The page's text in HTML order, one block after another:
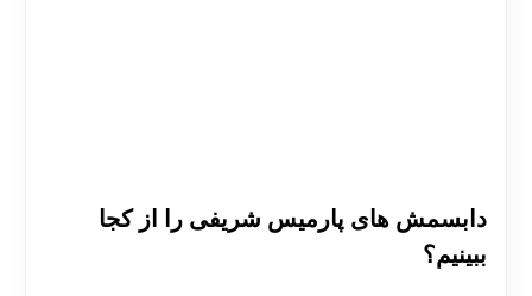
دابسمش های پارمیس شریفی را از کجا
ببینیم؟